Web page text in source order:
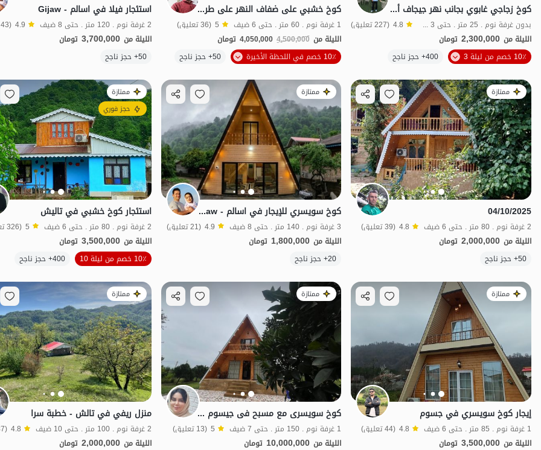
كوخ زجاجي غابوي بجانب نهر جيجاف أسالم
بدون غرفة نوم . 25 متر . حتى 3 ضيف 4.8 (227 تعليق)
الليلة من 2,300,000 تومان
10٪ خصم من ليلة 3
400+ حجز ناجح منظر جميل الموقع على الخريطة
كوخ خشبي على ضفاف النهر على طريق اسالم - جيجاو
1 غرفة نوم . 60 متر . حتى 6 ضيف 5 (36 تعليق)
الليلة من 4,500,000
4,050,000 تومان
10٪ خصم في اللحظة الأخيرة
50+ حجز ناجح شفة الماء
استئجار فيلا في اسالم - Gijaw
2 غرفة نوم . 120 متر . حتى 8 ضيف 4.9 (43 تعليق)
الليلة من 3,700,000 تومان
50+ حجز ناجح
ممتازة
04/10/2025
2 غرفة نوم . 80 متر . حتى 6 ضيف 4.8 (39 تعليق)
الليلة من 2,000,000 تومان
50+ حجز ناجح
الموقع على الخريطة
ممتازة
كوخ سويسري للإيجار في اسالم - Gijaw
3 غرفة نوم . 140 متر . حتى 8 ضيف 4.9 (21 تعليق)
الليلة من 1,800,000 تومان
20+ حجز ناجح
منظر جميل
ممتازة
حجز فوري
استئجار كوخ خشبي في تاليش
2 غرفة نوم . 80 متر . حتى 6 ضيف 5 (326 تعليق)
الليلة من 3,500,000 تومان
10٪ خصم من ليلة 10
400+ حجز ناجح
ممتازة
إيجار كوخ سويسري في جسوم
1 غرفة نوم . 85 متر . حتى 6 ضيف 4.8 (44 تعليق)
الليلة من 3,500,000 تومان
ممتازة
کوخ سویسری مع مسبح فی جیسوم - دیجه سارا
1 غرفة نوم . 150 متر . حتى 7 ضيف 5 (13 تعليق)
الليلة من 10,000,000 تومان
ممتازة
منزل ريفي في تالش - خطبة سرا
2 غرفة نوم . 100 متر . حتى 10 ضيف 4.8 (37 تعليق)
الليلة من 2,000,000 تومان